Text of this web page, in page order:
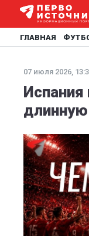
ГЛАВНАЯ
07 июля 2026,